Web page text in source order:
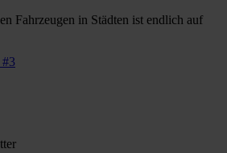
Fahrzeugen in Städten ist endlich auf